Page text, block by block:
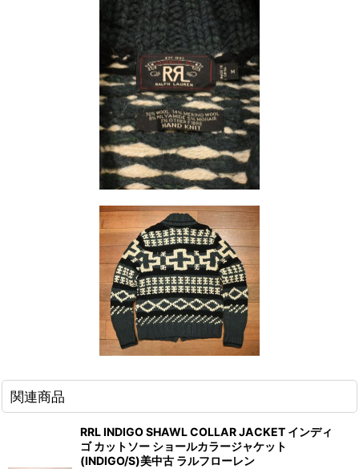
関連商品
RRL INDIGO SHAWL COLLAR JACKET インディ
ゴ カットソー ショールカラージャケット
(INDIGO/S)美中古 ラルフローレン